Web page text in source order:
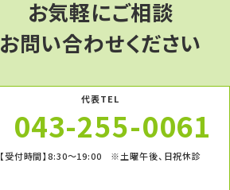
お気軽にご相談
お問い合わせください
代表TEL
043-255-0061
【受付時間】8:30～19:00 ※土曜午後、日祝休診